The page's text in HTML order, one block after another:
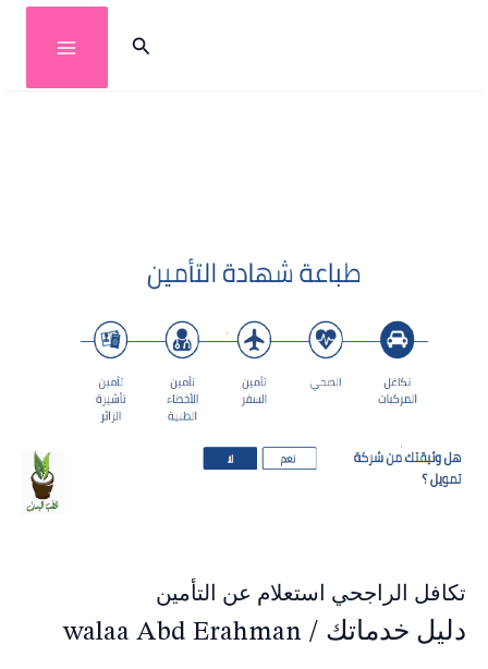
البحث
تكافل الراجحي استعلام عن التأمين
دليل خدماتك /
walaa Abd Erahman